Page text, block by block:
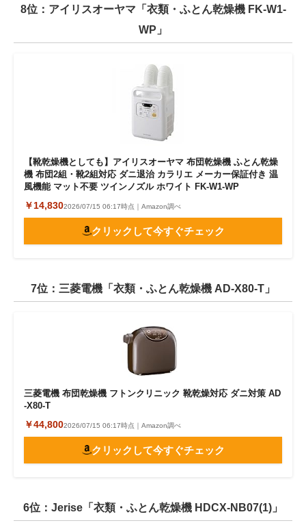
8位：アイリスオーヤマ「衣類・ふとん乾燥機 FK-W1-
WP」
【靴乾燥機としても】アイリスオーヤマ 布団乾燥機 ふとん乾燥
機 布団2組・靴2組対応 ダニ退治 カラリエ メーカー保証付き 温
風機能 マット不要 ツインノズル ホワイト FK-W1-WP
￥14,8302026/07/15 06:17時点｜Amazon調べ
クリックして今すぐチェック
7位：三菱電機「衣類・ふとん乾燥機 AD-X80-T」
三菱電機 布団乾燥機 フトンクリニック 靴乾燥対応 ダニ対策 AD
-X80-T
￥44,8002026/07/15 06:17時点｜Amazon調べ
クリックして今すぐチェック
6位：Jerise「衣類・ふとん乾燥機 HDCX-NB07(1)」